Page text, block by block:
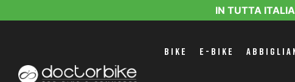
IN TUTTA ITALIA
BIKE E-BIKE